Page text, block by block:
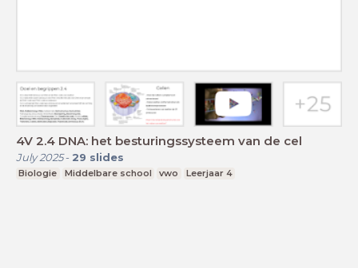
4V 2.4 DNA: het besturingssysteem van de cel
July 2025- 29 slides
Biologie Middelbare school vwo Leerjaar 4